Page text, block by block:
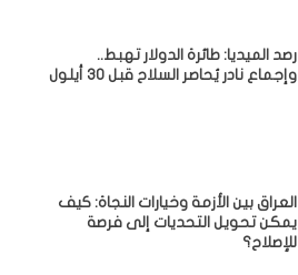
رصد الميديا: طائرة الدولار تهبط..
وإجماع نادر يُحاصر السلاح قبل 30 أيلول
العراق بين الأزمة وخيارات النجاة: كيف
يمكن تحويل التحديات إلى فرصة
للإصلاح؟